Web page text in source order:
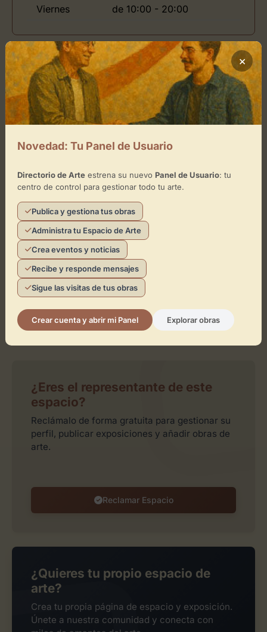
Viernes de 10:00 - 20:00
Ubicación de La Basilica Galeria
Cómo llegar
La Basilica Galeria
×
+
−
Toca el mapa para interactuar
Activar Mapa
¿Eres el representante de este
espacio?
Reclámalo de forma gratuita para gestionar su
perfil, publicar exposiciones y añadir obras de
arte.
Reclamar Espacio
¿Quieres tu propio espacio de
arte?
Crea tu propia página de espacio y exposición.
Únete a nuestra comunidad y conecta con
×
Novedad: Tu Panel de Usuario
Directorio de Arteestrena su nuevo Panel de Usuario: tu
centro de control para gestionar todo tu arte.
Publica y gestiona tus obras
Administra tu Espacio de Arte
Crea eventos y noticias
Recibe y responde mensajes
Sigue las visitas de tus obras
Crear cuenta y abrir mi Panel Explorar obras